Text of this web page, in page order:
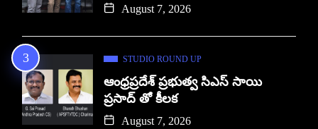
August 7, 2026
STUDIO ROUND UP
ఆంధ్రప్రదేశ్ ప్రభుత్వ సిఎస్ సాయి
ప్రసాద్ తో కీలక
August 7, 2026